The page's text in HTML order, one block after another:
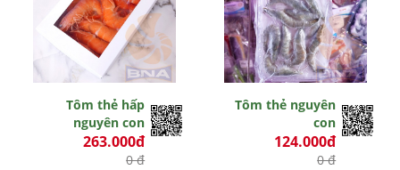
Tôm thẻ hấp
nguyên con
263.000đ
0 đ
Tôm thẻ nguyên
con
124.000đ
0 đ